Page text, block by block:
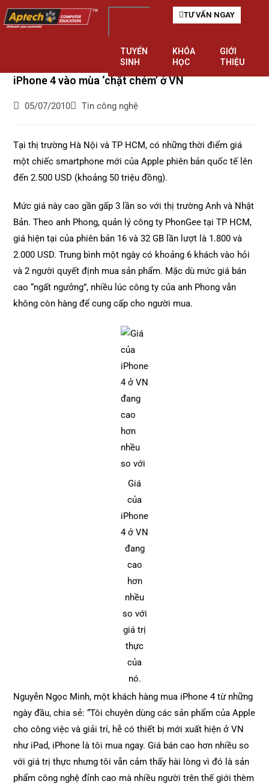
TUYỂN
SINH
KHÓA
HỌC
GIỚI
THIỆU
Menu
TƯ VẤN NGAY
iPhone 4 vào mùa ‘chặt chém’ ở VN
05/07/2010 Tin công nghệ
Tại thị trường Hà Nội và TP HCM, có những thời điểm giá
một chiếc smartphone mới của Apple phiên bản quốc tế lên
đến 2.500 USD (khoảng 50 triệu đồng).
Mức giá này cao gần gấp 3 lần so với thị trường Anh và Nhật
Bản. Theo anh Phong, quản lý công ty PhonGee tại TP HCM,
giá hiện tại của phiên bản 16 và 32 GB lần lượt là 1.800 và
2.000 USD. Trung bình một ngày có khoảng 6 khách vào hỏi
và 2 người quyết định mua sản phẩm. Mặc dù mức giá bán
cao “ngất ngưởng”, nhiều lúc công ty của anh Phong vẫn
không còn hàng để cung cấp cho người mua.
Giá
của
iPhone
4 ở VN
đang
cao
hơn
nhều
so với
giá trị
thực
của
nó.
Nguyễn Ngọc Minh, một khách hàng mua iPhone 4 từ những
ngày đầu, chia sẻ: “Tôi chuyên dùng các sản phẩm của Apple
cho công việc và giải trí, hễ có thiết bị mới xuất hiện ở VN
như iPad, iPhone là tôi mua ngay. Giá bán cao hơn nhiều so
với giá trị thực nhưng tôi vẫn cảm thấy hài lòng vì đó là sản
phẩm công nghệ đỉnh cao mà nhiều người trên thế giới thèm